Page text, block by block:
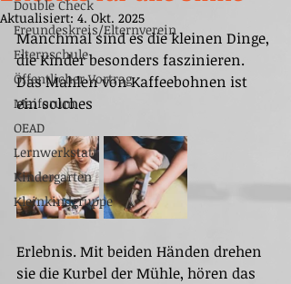
Double Check
Freundeskreis/Elternverein
Elternschule
Öffentlicher Vortrag
Maiforum
OEAD
Lernwerkstatt
Kindergarten
Kleinkindgruppe
Aktualisiert: 4. Okt. 2025
Manchmal sind es die kleinen Dinge,
die Kinder besonders faszinieren.
Das Mahlen von Kaffeebohnen ist
ein solches
Erlebnis. Mit beiden Händen drehen
sie die Kurbel der Mühle, hören das